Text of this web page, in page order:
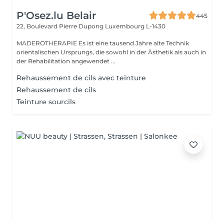
P'Osez.lu Belair
445
22, Boulevard Pierre Dupong Luxembourg L-1430
MADEROTHERAPIE Es ist eine tausend Jahre alte Technik
orientalischen Ursprungs, die sowohl in der Ästhetik als auch in
der Rehabilitation angewendet ...
Rehaussement de cils avec teinture
Rehaussement de cils
Teinture sourcils